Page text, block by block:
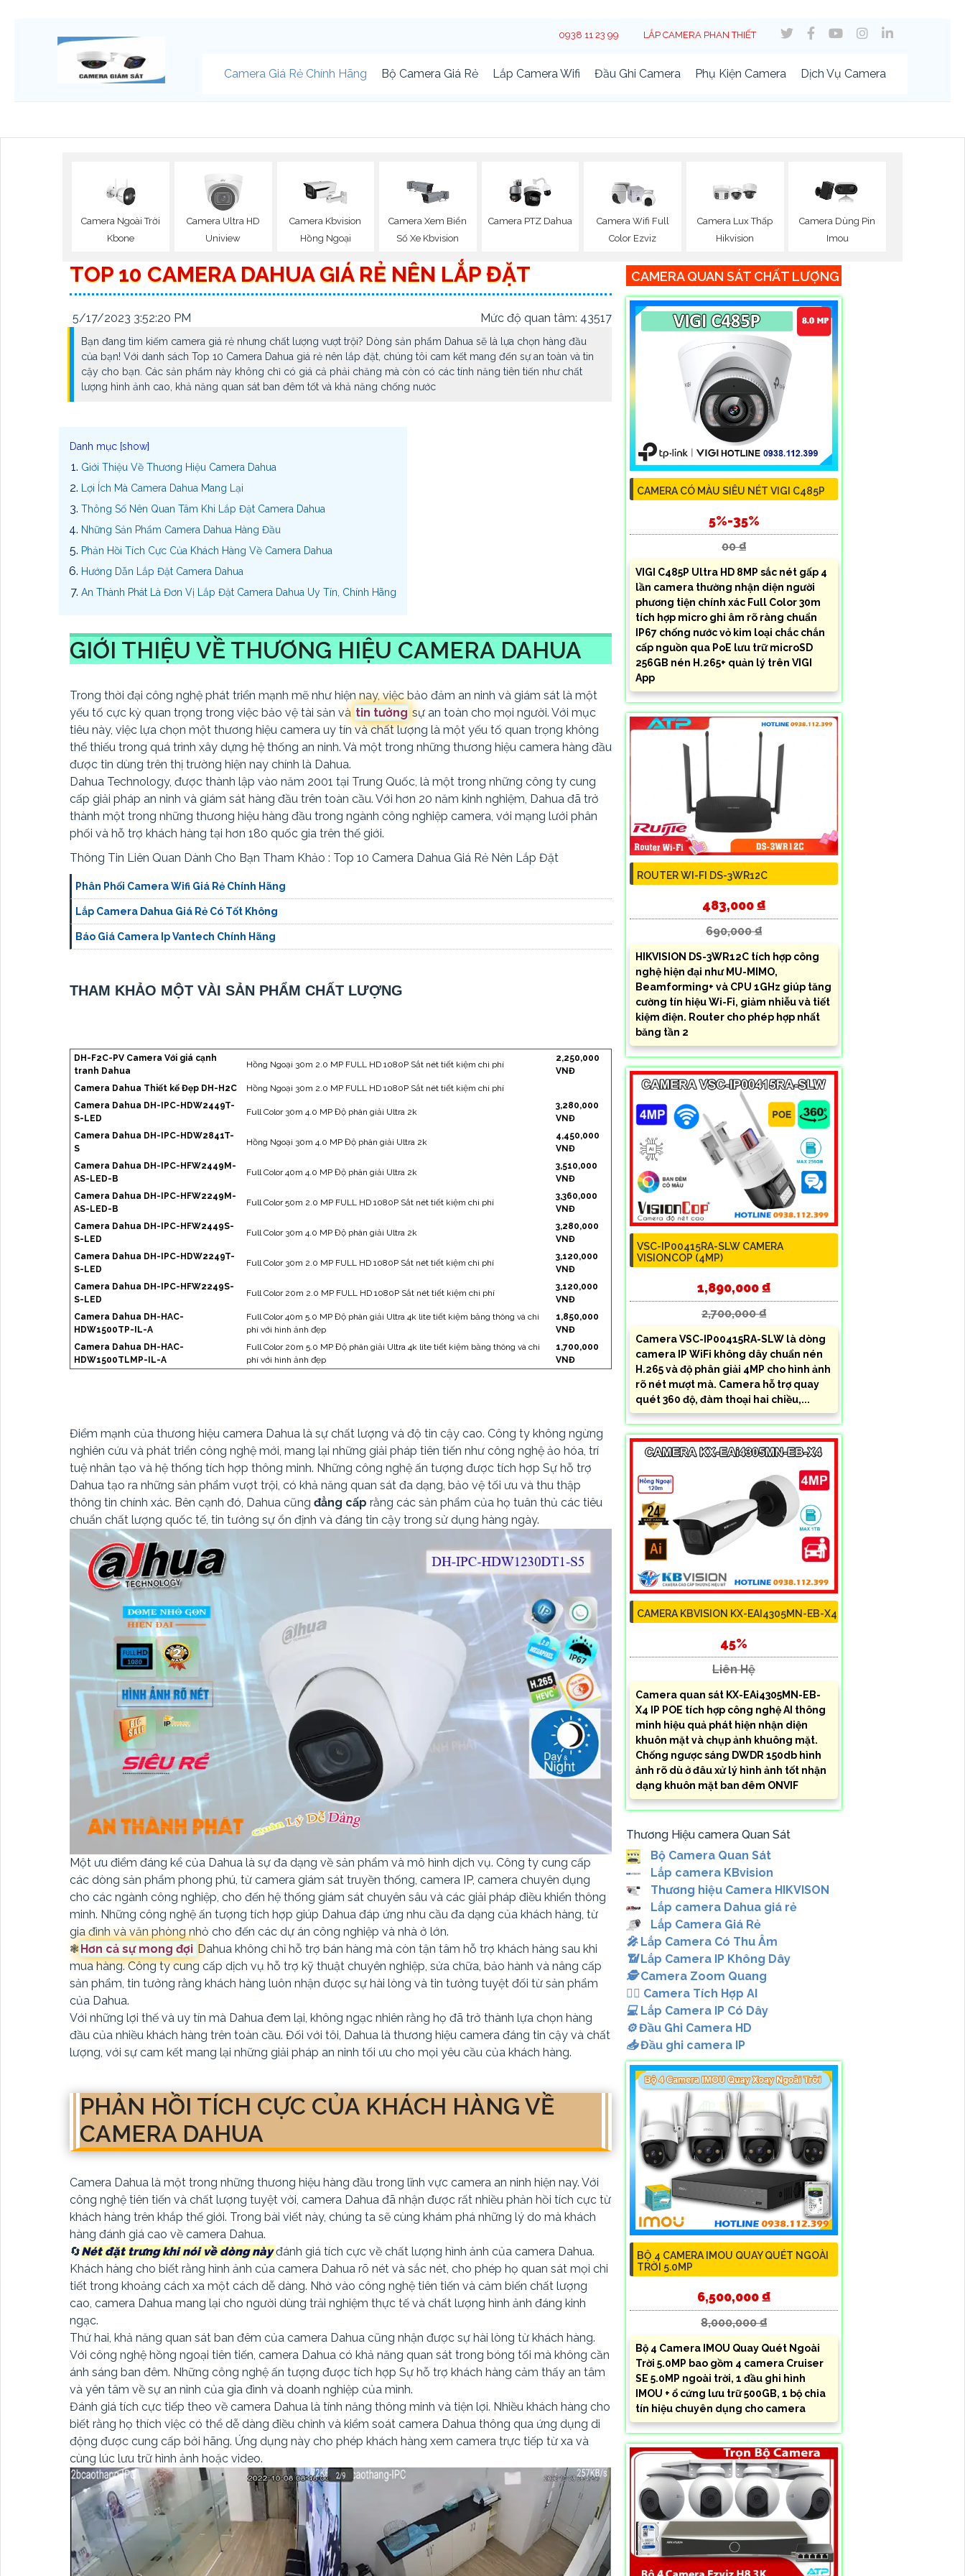
0938 11 23 99 LẮP CAMERA PHAN THIẾT
Camera Giá Rẻ Chính Hãng Bộ Camera Giá Rẻ Lắp Camera Wifi Đầu Ghi Camera Phụ Kiện Camera Dịch Vụ Camera
Camera Ngoài Trời
Kbone
Camera Ultra HD
Uniview
Camera Kbvision
Hồng Ngoại
Camera Xem Biển
Số Xe Kbvision
Camera PTZ Dahua
Camera Wifi Full
Color Ezviz
Camera Lux Thấp
Hikvision
Camera Dùng Pin
Imou
TOP 10 CAMERA DAHUA GIÁ RẺ NÊN LẮP ĐẶT
5/17/2023 3:52:20 PM Mức độ quan tâm: 43517
Bạn đang tìm kiếm camera giá rẻ nhưng chất lượng vượt trội? Dòng sản phẩm Dahua sẽ là lựa chọn hàng đầu
của bạn! Với danh sách Top 10 Camera Dahua giá rẻ nên lắp đặt, chúng tôi cam kết mang đến sự an toàn và tin
cậy cho bạn. Các sản phẩm này không chỉ có giá cả phải chăng mà còn có các tính năng tiên tiến như chất
lượng hình ảnh cao, khả năng quan sát ban đêm tốt và khả năng chống nước
Giới Thiệu Về Thương Hiệu Camera Dahua
Lợi Ích Mà Camera Dahua Mang Lại
Thông Số Nên Quan Tâm Khi Lắp Đặt Camera Dahua
Những Sản Phẩm Camera Dahua Hàng Đầu
Phản Hồi Tích Cực Của Khách Hàng Về Camera Dahua
Hướng Dẫn Lắp Đặt Camera Dahua
An Thành Phát Là Đơn Vị Lắp Đặt Camera Dahua Uy Tín, Chính Hãng
GIỚI THIỆU VỀ THƯƠNG HIỆU CAMERA DAHUA
Trong thời đại công nghệ phát triển mạnh mẽ như hiện nay, việc bảo đảm an ninh và giám sát là một
yếu tố cực kỳ quan trọng trong việc bảo vệ tài sản và tin tưởng sự an toàn cho mọi người. Với mục
tiêu này, việc lựa chọn một thương hiệu camera uy tín và chất lượng là một yếu tố quan trọng không
thể thiếu trong quá trình xây dựng hệ thống an ninh. Và một trong những thương hiệu camera hàng đầu
được tin dùng trên thị trường hiện nay chính là Dahua.
Dahua Technology, được thành lập vào năm 2001 tại Trung Quốc, là một trong những công ty cung
cấp giải pháp an ninh và giám sát hàng đầu trên toàn cầu. Với hơn 20 năm kinh nghiệm, Dahua đã trở
thành một trong những thương hiệu hàng đầu trong ngành công nghiệp camera, với mạng lưới phân
phối và hỗ trợ khách hàng tại hơn 180 quốc gia trên thế giới.
Thông Tin Liên Quan Dành Cho Bạn Tham Khảo : Top 10 Camera Dahua Giá Rẻ Nên Lắp Đặt
Phân Phối Camera Wifi Giá Rẻ Chính Hãng
Lắp Camera Dahua Giá Rẻ Có Tốt Không
Báo Giá Camera Ip Vantech Chính Hãng
THAM KHẢO MỘT VÀI SẢN PHẨM CHẤT LƯỢNG
DH-F2C-PV Camera Với giá cạnh
tranh Dahua
Hồng Ngoại 30m 2.0 MP FULL HD 1080P Sắt nét tiết kiệm chi phí
2,250,000
VNĐ
Camera Dahua Thiết kế Đẹp DH-H2C
Hồng Ngoại 30m 2.0 MP FULL HD 1080P Sắt nét tiết kiệm chi phí
Camera Dahua DH-IPC-HDW2449T-
S-LED
Full Color 30m 4.0 MP Độ phân giải Ultra 2k
3,280,000
VNĐ
Camera Dahua DH-IPC-HDW2841T-
S
Hồng Ngoại 30m 4.0 MP Độ phân giải Ultra 2k
4,450,000
VNĐ
Camera Dahua DH-IPC-HFW2449M-
AS-LED-B
Full Color 40m 4.0 MP Độ phân giải Ultra 2k
3,510,000
VNĐ
Camera Dahua DH-IPC-HFW2249M-
AS-LED-B
Full Color 50m 2.0 MP FULL HD 1080P Sắt nét tiết kiệm chi phí
3,360,000
VNĐ
Camera Dahua DH-IPC-HFW2449S-
S-LED
Full Color 30m 4.0 MP Độ phân giải Ultra 2k
3,280,000
VNĐ
Camera Dahua DH-IPC-HDW2249T-
S-LED
Full Color 30m 2.0 MP FULL HD 1080P Sắt nét tiết kiệm chi phí
3,120,000
VNĐ
Camera Dahua DH-IPC-HFW2249S-
S-LED
Full Color 20m 2.0 MP FULL HD 1080P Sắt nét tiết kiệm chi phí
3,120,000
VNĐ
Camera Dahua DH-HAC-
HDW1500TP-IL-A
Full Color 40m 5.0 MP Độ phân giải Ultra 4k lite tiết kiệm băng thông và chi
phí với hình ảnh đẹp
1,850,000
VNĐ
Camera Dahua DH-HAC-
HDW1500TLMP-IL-A
Full Color 20m 5.0 MP Độ phân giải Ultra 4k lite tiết kiệm băng thông và chi
phí với hình ảnh đẹp
1,700,000
VNĐ
Điểm mạnh của thương hiệu camera Dahua là sự chất lượng và độ tin cậy cao. Công ty không ngừng
nghiên cứu và phát triển công nghệ mới, mang lại những giải pháp tiên tiến như công nghệ ảo hóa, trí
tuệ nhân tạo và hệ thống tích hợp thông minh. Những công nghệ ấn tượng được tích hợp Sự hỗ trợ
Dahua tạo ra những sản phẩm vượt trội, có khả năng quan sát đa dạng, bảo vệ tối ưu và thu thập
thông tin chính xác. Bên cạnh đó, Dahua cũng đẳng cấp rằng các sản phẩm của họ tuân thủ các tiêu
chuẩn chất lượng quốc tế, tin tưởng sự ổn định và đáng tin cậy trong sử dụng hàng ngày.
Một ưu điểm đáng kể của Dahua là sự đa dạng về sản phẩm và mô hình dịch vụ. Công ty cung cấp
các dòng sản phẩm phong phú, từ camera giám sát truyền thống, camera IP, camera chuyên dụng
cho các ngành công nghiệp, cho đến hệ thống giám sát chuyên sâu và các giải pháp điều khiển thông
minh. Những công nghệ ấn tượng tích hợp giúp Dahua đáp ứng nhu cầu đa dạng của khách hàng, từ
gia đình và văn phòng nhỏ cho đến các dự án công nghiệp và nhà ở lớn.
❃ Hơn cả sự mong đợi Dahua không chỉ hỗ trợ bán hàng mà còn tận tâm hỗ trợ khách hàng sau khi
mua hàng. Công ty cung cấp dịch vụ hỗ trợ kỹ thuật chuyên nghiệp, sửa chữa, bảo hành và nâng cấp
sản phẩm, tin tưởng rằng khách hàng luôn nhận được sự hài lòng và tin tưởng tuyệt đối từ sản phẩm
của Dahua.
Với những lợi thế và uy tín mà Dahua đem lại, không ngạc nhiên rằng họ đã trở thành lựa chọn hàng
đầu của nhiều khách hàng trên toàn cầu. Đối với tôi, Dahua là thương hiệu camera đáng tin cậy và chất
lượng, với sự cam kết mang lại những giải pháp an ninh tối ưu cho mọi yêu cầu của khách hàng.
PHẢN HỒI TÍCH CỰC CỦA KHÁCH HÀNG VỀ
CAMERA DAHUA
Camera Dahua là một trong những thương hiệu hàng đầu trong lĩnh vực camera an ninh hiện nay. Với
công nghệ tiên tiến và chất lượng tuyệt vời, camera Dahua đã nhận được rất nhiều phản hồi tích cực từ
khách hàng trên khắp thế giới. Trong bài viết này, chúng ta sẽ cùng khám phá những lý do mà khách
hàng đánh giá cao về camera Dahua.
🔄Nét đặt trưng khi nói về dòng nàyđánh giá tích cực về chất lượng hình ảnh của camera Dahua.
Khách hàng cho biết rằng hình ảnh của camera Dahua rõ nét và sắc nét, cho phép họ quan sát mọi chi
tiết trong khoảng cách xa một cách dễ dàng. Nhờ vào công nghệ tiên tiến và cảm biến chất lượng
cao, camera Dahua mang lại cho người dùng trải nghiệm thực tế và chất lượng hình ảnh đáng kinh
ngạc.
Thứ hai, khả năng quan sát ban đêm của camera Dahua cũng nhận được sự hài lòng từ khách hàng.
Với công nghệ hồng ngoại tiên tiến, camera Dahua có khả năng quan sát trong bóng tối mà không cần
ánh sáng ban đêm. Những công nghệ ấn tượng được tích hợp Sự hỗ trợ khách hàng cảm thấy an tâm
và yên tâm về sự an ninh của gia đình và doanh nghiệp của mình.
Đánh giá tích cực tiếp theo về camera Dahua là tính năng thông minh và tiện lợi. Nhiều khách hàng cho
biết rằng họ thích việc có thể dễ dàng điều chỉnh và kiểm soát camera Dahua thông qua ứng dụng di
động được cung cấp bởi hãng. Ứng dụng này cho phép khách hàng xem camera trực tiếp từ xa và
cùng lúc lưu trữ hình ảnh hoặc video.
CAMERA QUAN SÁT CHẤT LƯỢNG
CAMERA CÓ MÀU SIÊU NÉT VIGI C485P
5%-35%
00 ₫
VIGI C485P Ultra HD 8MP sắc nét gấp 4
lần camera thường nhận diện người
phương tiện chính xác Full Color 30m
tích hợp micro ghi âm rõ ràng chuẩn
IP67 chống nước vỏ kim loại chắc chắn
cấp nguồn qua PoE lưu trữ microSD
256GB nén H.265+ quản lý trên VIGI
App
ROUTER WI-FI DS-3WR12C
483,000 ₫
690,000 ₫
HIKVISION DS-3WR12C tích hợp công
nghệ hiện đại như MU-MIMO,
Beamforming+ và CPU 1GHz giúp tăng
cường tín hiệu Wi-Fi, giảm nhiễu và tiết
kiệm điện. Router cho phép hợp nhất
băng tần 2
VSC-IP00415RA-SLW CAMERA
VISIONCOP (4MP)
1,890,000 ₫
2,700,000 ₫
Camera VSC-IP00415RA-SLW là dòng
camera IP WiFi không dây chuẩn nén
H.265 và độ phân giải 4MP cho hình ảnh
rõ nét mượt mà. Camera hỗ trợ quay
quét 360 độ, đàm thoại hai chiều,...
CAMERA KBVISION KX-EAI4305MN-EB-X4
45%
Liên Hệ
Camera quan sát KX-EAi4305MN-EB-
X4 IP POE tích hợp công nghệ AI thông
minh hiệu quả phát hiện nhận diện
khuôn mặt và chụp ảnh khuông mặt.
Chống ngược sáng DWDR 150db hình
ảnh rõ dù ở đâu xử lý hình ảnh tốt nhận
dạng khuôn mặt ban đêm ONVIF
Thương Hiệu camera Quan Sát
Bộ Camera Quan Sát
Lắp camera KBvision
Thương hiệu Camera HIKVISON
Lắp camera Dahua giá rẻ
Lắp Camera Giá Rẻ
️🎤️ Lắp Camera Có Thu Âm
📶Lắp Camera IP Không Dây
🕵️Camera Zoom Quang
🧛‍♀️ Camera Tích Hợp AI
💻Lắp Camera IP Có Dây
⚙️Đầu Ghi Camera HD
📥Đầu ghi camera IP
BỘ 4 CAMERA IMOU QUAY QUÉT NGOÀI
TRỜI 5.0MP
6,500,000 ₫
8,000,000 ₫
Bộ 4 Camera IMOU Quay Quét Ngoài
Trời 5.0MP bao gồm 4 camera Cruiser
SE 5.0MP ngoài trời, 1 đầu ghi hình
IMOU + ổ cứng lưu trữ 500GB, 1 bộ chia
tín hiệu chuyên dụng cho camera